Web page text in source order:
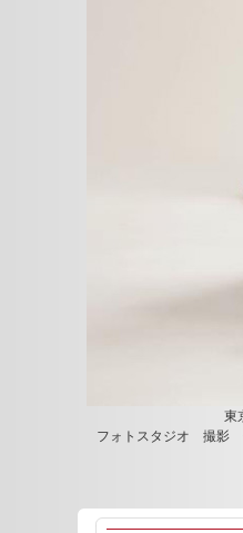
東
フォトスタジオ 撮